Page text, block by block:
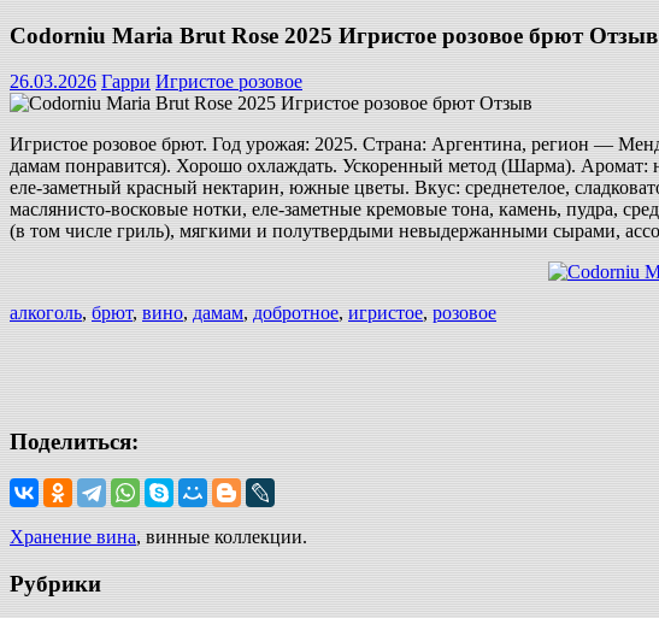
Codorniu Maria Brut Rose 2025 Игристое розовое брют Отзыв
26.03.2026 Гарри Игристое розовое
Игристое розовое брют. Год урожая: 2025. Страна: Аргентина, регион —
дамам понравится). Хорошо охлаждать. Ускоренный метод (Шарма). Аромат:
еле-заметный красный нектарин, южные цветы. Вкус: среднетелое,
маслянисто-восковые нотки, еле-заметные кремовые тона, камень, пудра,
(в том числе гриль), мягкими и полутвердыми невыдержанными сырами,
алкоголь, брют, вино, дамам, добротное, игристое, розовое
Поделиться:
Хранение вина, винные коллекции.
Рубрики